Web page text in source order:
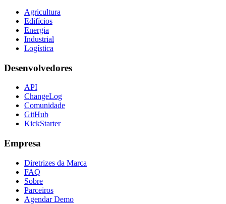
Agricultura
Edifícios
Energia
Industrial
Logística
Desenvolvedores
API
ChangeLog
Comunidade
GitHub
KickStarter
Empresa
Diretrizes da Marca
FAQ
Sobre
Parceiros
Agendar Demo